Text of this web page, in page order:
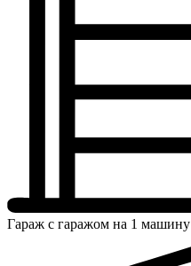
Гараж с гаражом на 1 машину